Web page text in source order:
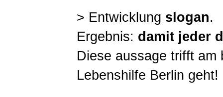
> Entwicklung slogan.
Ergebnis: damit jeder
Diese aussage trifft am
Lebenshilfe Berlin geht!